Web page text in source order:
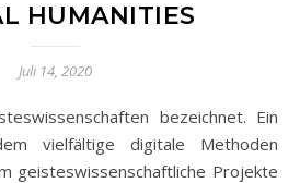
HUMANITIES
Juli 14, 2020
vielfältige digitale Methoden
geisteswissenschaftliche Projekte